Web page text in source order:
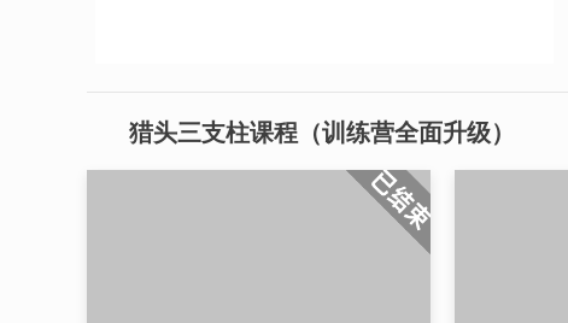
猎头三支柱课程（训练营全面升级）